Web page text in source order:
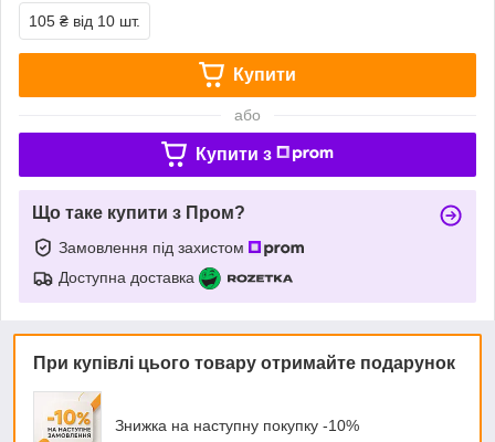
105 ₴ від 10 шт.
Купити
або
Купити з
Що таке купити з Пром?
Замовлення під захистом
Доступна доставка
При купівлі цього товару отримайте подарунок
Знижка на наступну покупку -10%